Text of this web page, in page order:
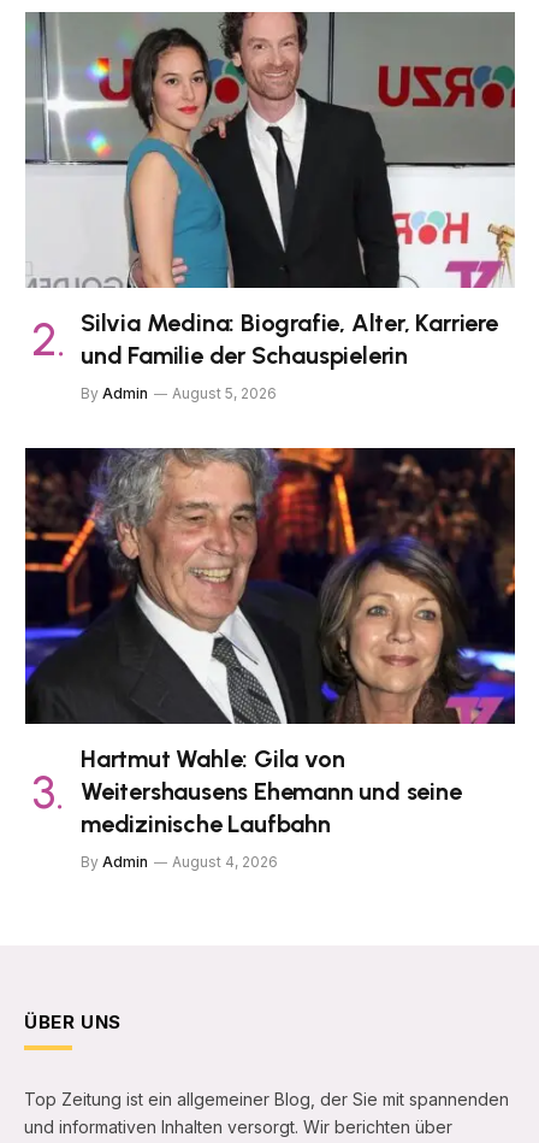
Silvia Medina: Biografie, Alter, Karriere
und Familie der Schauspielerin
By Admin August 5, 2026
Hartmut Wahle: Gila von
Weitershausens Ehemann und seine
medizinische Laufbahn
By Admin August 4, 2026
ÜBER UNS
Top Zeitung ist ein allgemeiner Blog, der Sie mit spannenden
und informativen Inhalten versorgt. Wir berichten über